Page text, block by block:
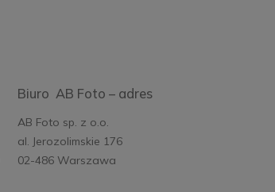
Biuro AB Foto – adres
AB Foto sp. z o.o.
al. Jerozolimskie 176
02-486 Warszawa